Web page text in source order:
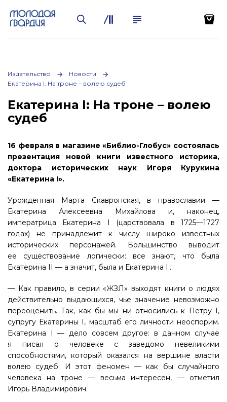
Издательство
Новости
Екатерина I: На троне – волею судеб
Екатерина I: На троне – волею
судеб
16 февраля в магазине «Библио-Глобус» состоялась
презентация новой книги известного историка,
доктора исторических наук Игоря Курукина
«Екатерина I».
Урожденная Марта Скавронская, в православии —
Екатерина Алексеевна Михайлова и, наконец,
императрица Екатерина I (царствовала в 1725—1727
годах) не принадлежит к числу широко известных
исторических персонажей. Большинство выводит
ее существование логически: все знают, что была
Екатерина II — а значит, была и Екатерина I…
— Как правило, в серии «ЖЗЛ» выходят книги о людях
действительно выдающихся, чье значение невозможно
переоценить. Так, как бы мы ни относились к Петру I,
супругу Екатерины I, масштаб его личности неоспорим.
Екатерина I — дело совсем другое: в данном случае
я писал о человеке с заведомо невеликими
способностями, который оказался на вершине власти
волею судеб. И этот феномен — как бы случайного
человека на троне — весьма интересен, — отметил
Игорь Владимирович.